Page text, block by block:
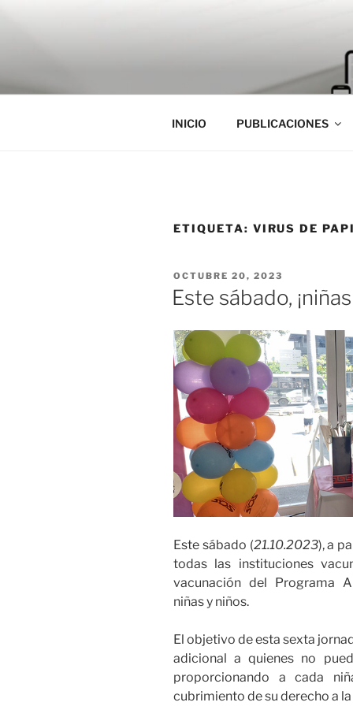
INICIO PUBLICACIONES
ETIQUETA: VIRUS DE
PUBLICADO
EL
OCTUBRE 20, 2023
Este sábado,
Este sábado (21.10.2023), a
todas las instituciones
vacunación del Programa
niñas y niños.
El objetivo de esta sexta
adicional a quienes no
proporcionando a cada
cubrimiento de su derecho a